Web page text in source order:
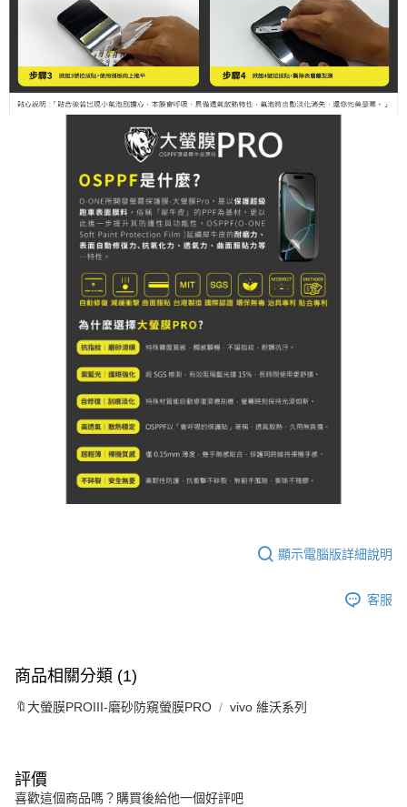
顯示電腦版詳細說明
客服
商品相關分類 (1)
🔖大螢膜PROIII-磨砂防窺螢膜PRO vivo 維沃系列
評價
喜歡這個商品嗎？購買後給他一個好評吧